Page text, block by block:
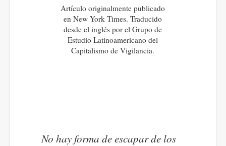
Artículo originalmente publicado
en New York Times. Traducido
desde el inglés por el Grupo de
Estudio Latinoamericano del
Capitalismo de Vigilancia.
No hay forma de escapar de los